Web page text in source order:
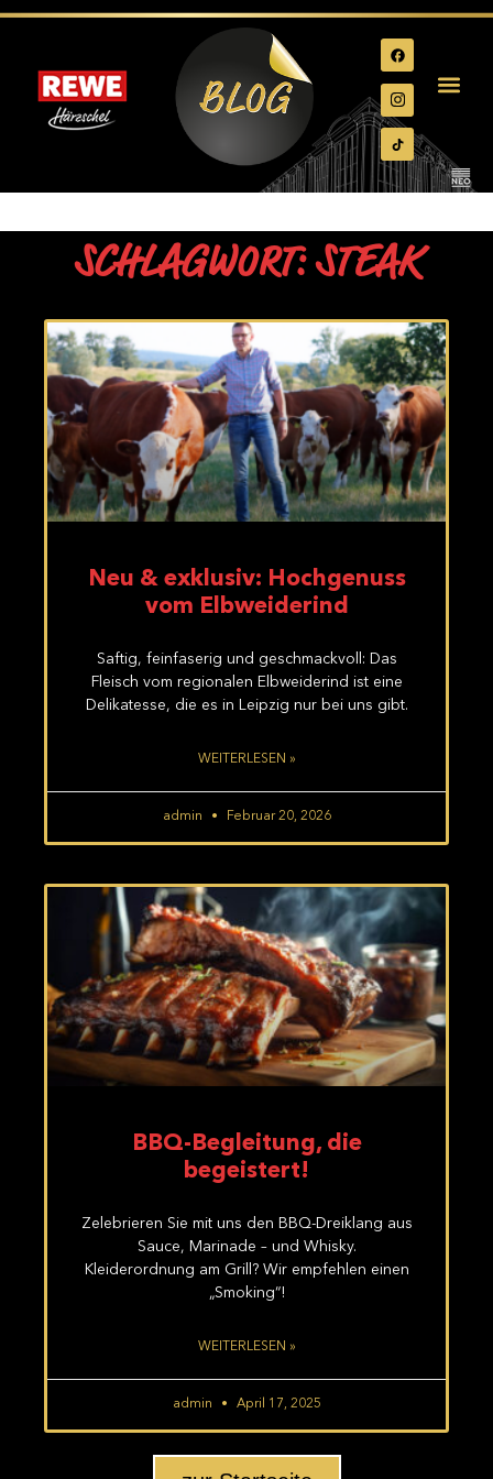
SCHLAGWORT: STEAK
Neu & exklusiv: Hochgenuss
vom Elbweiderind
Saftig, feinfaserig und geschmackvoll: Das
Fleisch vom regionalen Elbweiderind ist eine
Delikatesse, die es in Leipzig nur bei uns gibt.
WEITERLESEN »
admin Februar 20, 2026
BBQ-Begleitung, die
begeistert!
Zelebrieren Sie mit uns den BBQ-Dreiklang aus
Sauce, Marinade – und Whisky.
Kleiderordnung am Grill? Wir empfehlen einen
„Smoking“!
WEITERLESEN »
admin April 17, 2025